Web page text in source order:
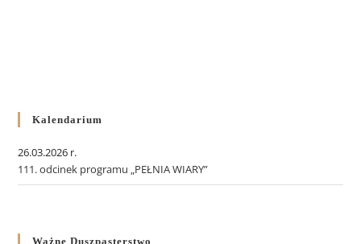
Kalendarium
26.03.2026 r.
111. odcinek programu „PEŁNIA WIARY”
Ważne Duszpasterstwo